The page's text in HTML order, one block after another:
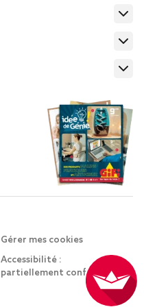
Gérer mes cookies
Accessibilité :
partiellement conforme